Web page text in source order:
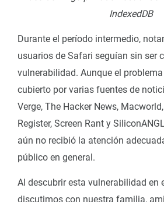
IndexedDB
Durante el período intermedio,
usuarios de Safari seguían sin ser
vulnerabilidad. Aunque el
cubierto por varias fuentes de
Verge, The Hacker News,
Register, Screen Rant y
aún no recibió la atención
público en general.
Al descubrir esta vulnerabilidad en
discutimos con nuestra familia,